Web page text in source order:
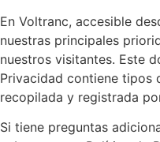
En Voltranc, accesible
nuestras principales
nuestros visitantes. Este
Privacidad contiene tipos
recopilada y registrada
Si tiene preguntas